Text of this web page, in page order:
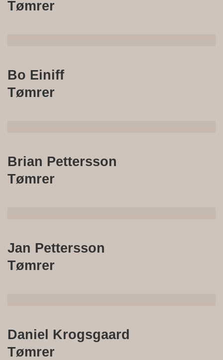
Tømrer
Bo Einiff
Tømrer
Brian Pettersson
Tømrer
Jan Pettersson
Tømrer
Daniel Krogsgaard
Tømrer